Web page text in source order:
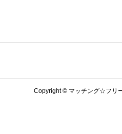
Copyright ©マッチング☆フリ